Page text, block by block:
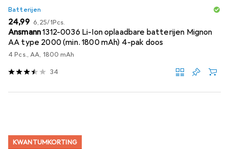
Batterijen
EUR
24,99 EUR
6,25/1Pcs.
Ansmann1312-0036 Li-Ion oplaadbare batterijen Mignon
AA type 2000 (min. 1800 mAh) 4-pak doos
4 Pcs., AA, 1800 mAh
34
KWANTUMKORTING